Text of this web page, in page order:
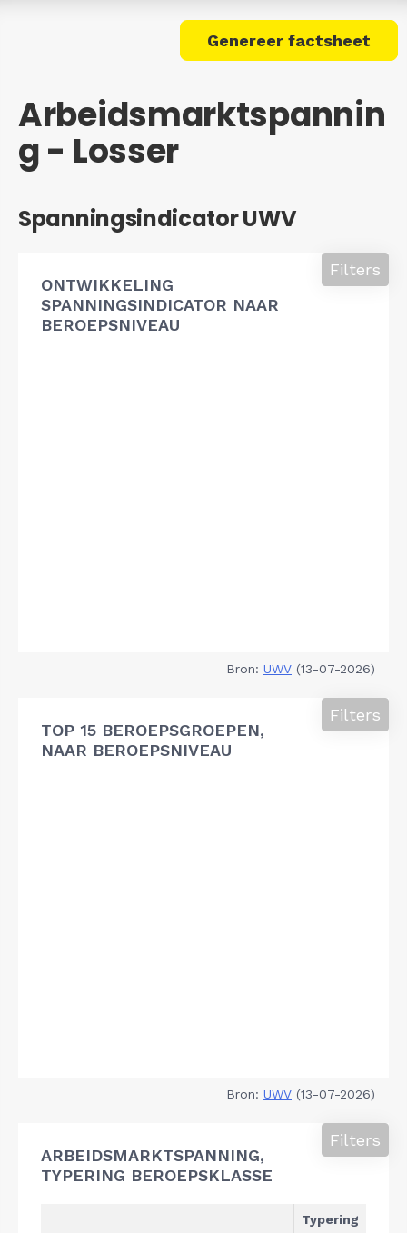
Genereer factsheet
Arbeidsmarktspannin
g - Losser
Spanningsindicator UWV
ONTWIKKELING
SPANNINGSINDICATOR NAAR
BEROEPSNIVEAU
Filters
Bron: UWV (13-07-2026)
TOP 15 BEROEPSGROEPEN,
NAAR BEROEPSNIVEAU
Filters
Bron: UWV (13-07-2026)
ARBEIDSMARKTSPANNING,
TYPERING BEROEPSKLASSE
Filters